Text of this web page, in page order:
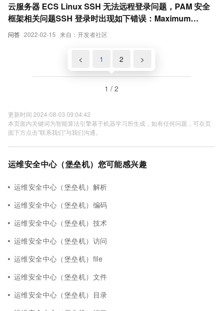
问答 2022-02-15 来自：开发者社区
云服务器 ECS Linux SSH 无法远程登录问题，PAM 安全
框架相关问题SSH 登录时出现如下错误：Maximum
amount of failed attempts was reached
< 1 2 >
1 / 2
更新时间 2024-08-03 09:04:42
本页面内关键词为智能算法引擎基于机器学习所生成，如有任何问题，可在页
面下方点击"联系我们"与我们沟通。
运维安全中心（堡垒机）您可能感兴趣
运维安全中心（堡垒机）解析
运维安全中心（堡垒机）编码
运维安全中心（堡垒机）技术
运维安全中心（堡垒机）访问
运维安全中心（堡垒机）file
运维安全中心（堡垒机）文件
运维安全中心（堡垒机）目录